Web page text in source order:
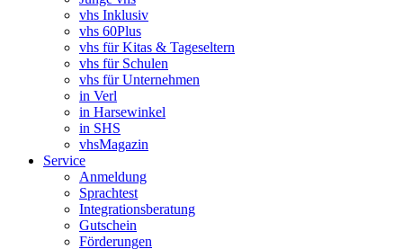
vhs Inklusiv
vhs 60Plus
vhs für Kitas & Tageseltern
vhs für Schulen
vhs für Unternehmen
in Verl
in Harsewinkel
in SHS
vhsMagazin
Service
Anmeldung
Sprachtest
Integrationsberatung
Gutschein
Förderungen